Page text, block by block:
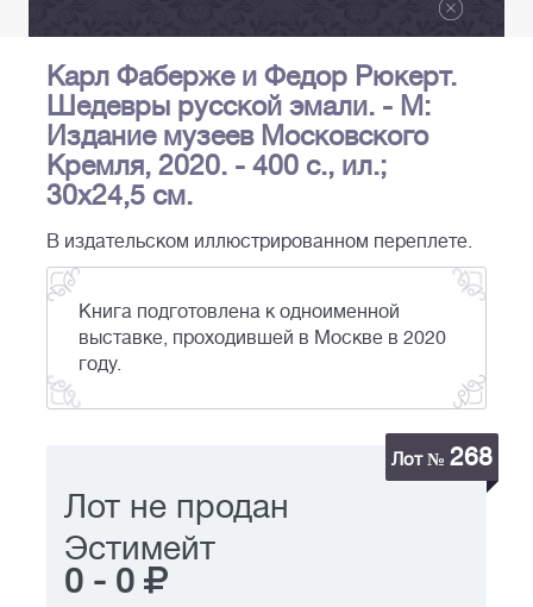
Карл Фаберже и Федор Рюкерт.
Шедевры русской эмали. - М:
Издание музеев Московского
Кремля, 2020. - 400 с., ил.;
30x24,5 см.
В издательском иллюстрированном переплете.
Книга подготовлена к одноименной
выставке, проходившей в Москве в 2020
году.
Лот № 268
Лот не продан
Эстимейт
0 - 0